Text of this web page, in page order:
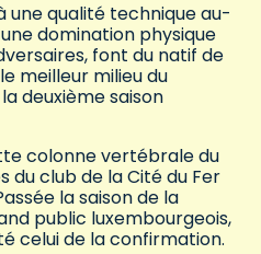
une qualité technique au-
domination physique
font du natif de
meilleur milieu du
deuxième saison
colonne vertébrale du
du club de la Cité du Fer
la saison de la
public luxembourgeois,
celui de la confirmation.